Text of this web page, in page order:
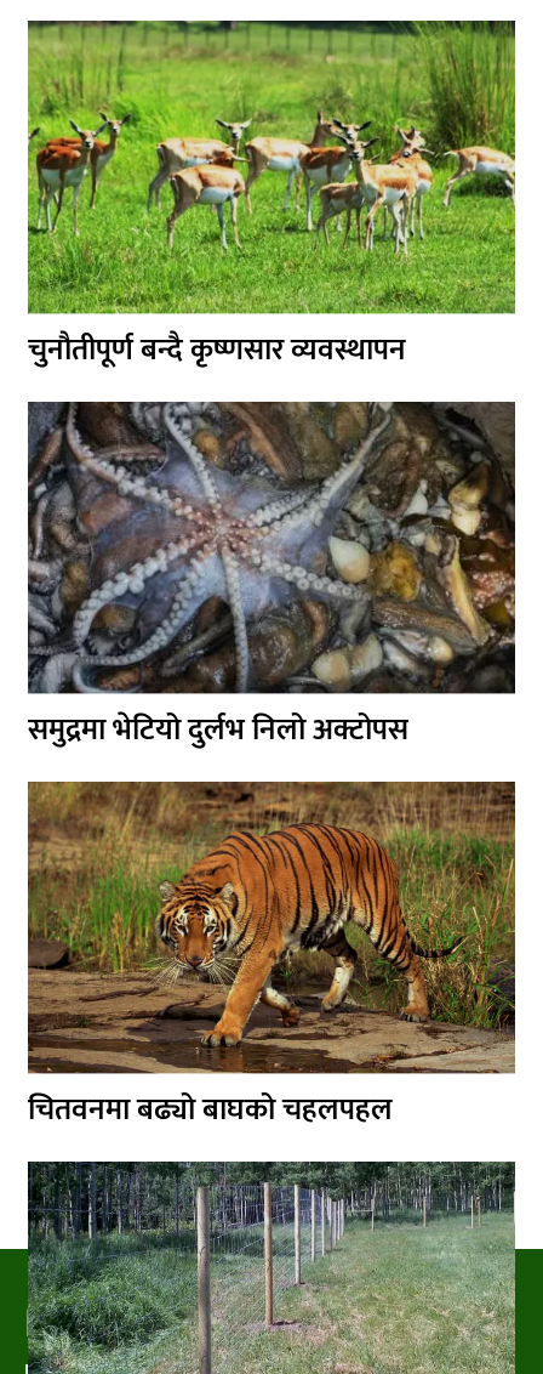
चुनौतीपूर्ण बन्दै कृष्णसार व्यवस्थापन
समुद्रमा भेटियो दुर्लभ निलो अक्टोपस
चितवनमा बढ्यो बाघको चहलपहल
PRAKRITIPRESS